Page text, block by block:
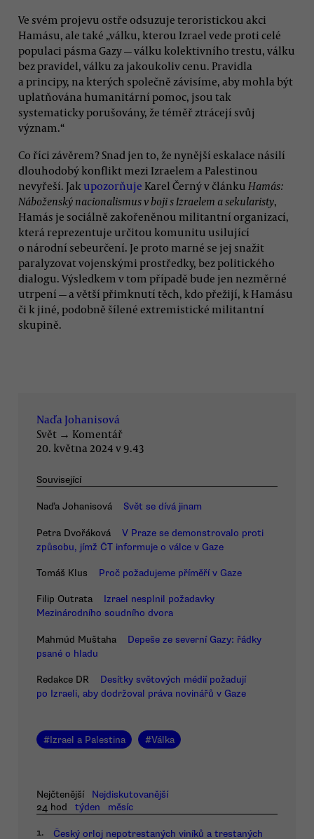
Ve svém projevu ostře odsuzuje teroristickou akci
Hamásu, ale také „válku, kterou Izrael vede proti celé
populaci pásma Gazy — válku kolektivního trestu, válku
bez pravidel, válku za jakoukoliv cenu. Pravidla
a principy, na kterých společně závisíme, aby mohla být
uplatňována humanitární pomoc, jsou tak
systematicky porušovány, že téměř ztrácejí svůj
význam.“
Co říci závěrem? Snad jen to, že nynější eskalace násilí
dlouhodobý konflikt mezi Izraelem a Palestinou
nevyřeší. Jakupozorňuje Karel Černý v článku Hamás:
Náboženský nacionalismus v boji s Izraelem a sekularisty,
Hamás je sociálně zakořeněnou militantní organizací,
která reprezentuje určitou komunitu usilující
o národní sebeurčení. Je proto marné se jej snažit
paralyzovat vojenskými prostředky, bez politického
dialogu. Výsledkem v tom případě bude jen nezměrné
utrpení — a větší přimknutí těch, kdo přežijí, k Hamásu
či k jiné, podobně šílené extremistické militantní
skupině.
Naďa Johanisová
Svět → Komentář
20. května 2024 v 9.43
Související
Naďa Johanisová Svět se dívá jinam
Petra Dvořáková
V Praze se demonstrovalo proti
způsobu, jímž ČT informuje o válce v Gaze
Tomáš Klus Proč požadujeme příměří v Gaze
Filip Outrata
Izrael nesplnil požadavky
Mezinárodního soudního dvora
Mahmúd Muštaha
Depeše ze severní Gazy: řádky
psané o hladu
Redakce DR
Desítky světových médií požadují
po Izraeli, aby dodržoval práva novinářů v Gaze
#Izrael a Palestina #Válka
Nejčtenější
Nejdiskutovanější
24 hod
týden měsíc
1. Český orloj nepotrestaných viníků a trestaných